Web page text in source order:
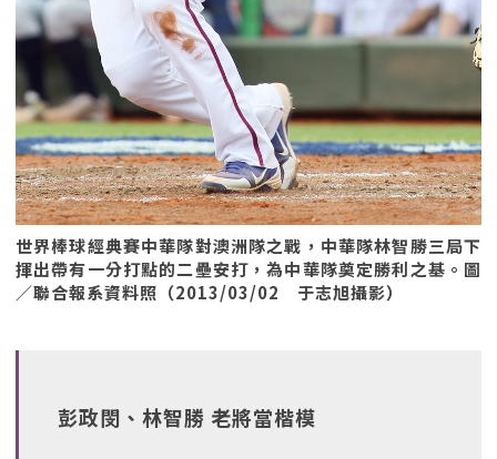
世界棒球經典賽中華隊對澳洲隊之戰，中華隊林智勝三局下
揮出帶有一分打點的二壘安打，為中華隊奠定勝利之基。圖
／聯合報系資料照（2013/03/02 于志旭攝影）
彭政閔、林智勝 老將當楷模